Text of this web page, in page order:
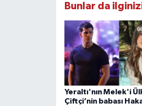
Bunlar da
Yeraltı'nın Melek'i
Çiftçi’nin babası